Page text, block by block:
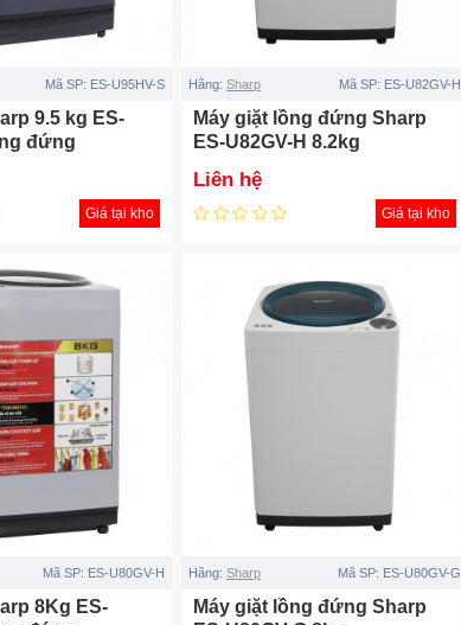
Mã SP: ES-U95HV-S
9.5 kg ES-
đứng
Giá tại kho
Hãng: Sharp Mã SP: ES-U82GV-H
Máy giặt lồng đứng Sharp
ES-U82GV-H 8.2kg
Liên hệ
Giá tại kho
Mã SP: ES-U80GV-H
8Kg ES-
Hãng: Sharp Mã SP: ES-U80GV-G
Máy giặt lồng đứng Sharp